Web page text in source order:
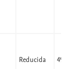
Reducida 49,97